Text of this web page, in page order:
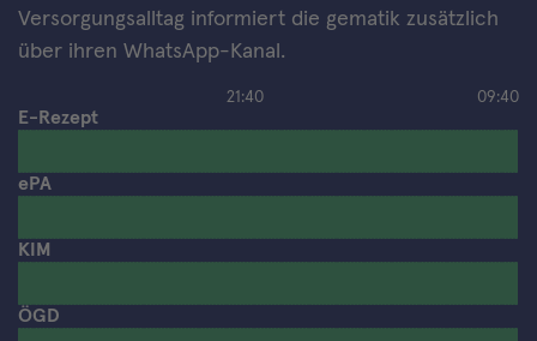
Versorgungsalltag informiert die gematik zusätzlich
über ihren WhatsApp-Kanal.
21:40 09:40
E-Rezept
ePA
KIM
ÖGD